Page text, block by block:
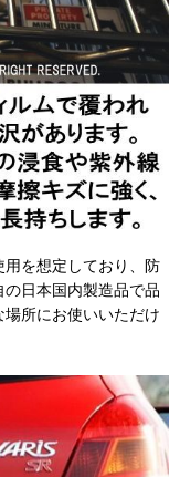
を想定しており、防
日本国内製造品で品
所にお使いいただけ